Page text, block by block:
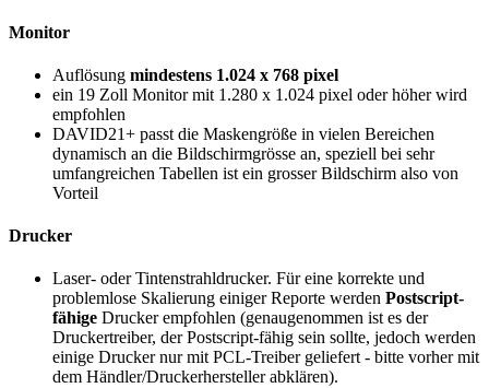
Monitor
Auflösung mindestens 1.024 x 768 pixel
ein 19 Zoll Monitor mit 1.280 x 1.024 pixel oder höher wird
empfohlen
DAVID21+ passt die Maskengröße in vielen Bereichen
dynamisch an die Bildschirmgrösse an, speziell bei sehr
umfangreichen Tabellen ist ein grosser Bildschirm also von
Vorteil
Drucker
Laser- oder Tintenstrahldrucker. Für eine korrekte und
problemlose Skalierung einiger Reporte werden Postscript-
fähige Drucker empfohlen (genaugenommen ist es der
Druckertreiber, der Postscript-fähig sein sollte, jedoch werden
einige Drucker nur mit PCL-Treiber geliefert - bitte vorher mit
dem Händler/Druckerhersteller abklären).